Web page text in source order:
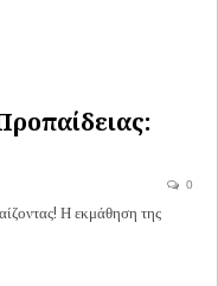
0
Η εκμάθηση της